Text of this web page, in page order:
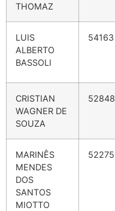
THOMAZ
LUIS
ALBERTO
BASSOLI
54163
CRISTIAN
WAGNER DE
SOUZA
52848
MARINÊS
MENDES
DOS
SANTOS
MIOTTO
52275